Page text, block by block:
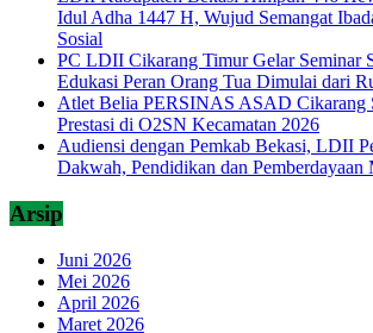
Idul Adha 1447 H, Wujud Semangat
Sosial
PC LDII Cikarang Timur Gelar Seminar
Edukasi Peran Orang Tua Dimulai dari
Atlet Belia PERSINAS ASAD Cikarang
Prestasi di O2SN Kecamatan 2026
Audiensi dengan Pemkab Bekasi, LDII
Dakwah, Pendidikan dan Pemberdayaan
Arsip
Juni 2026
Mei 2026
April 2026
Maret 2026